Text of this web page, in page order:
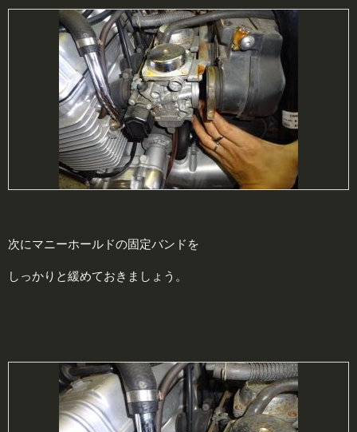
次にマニーホールドの固定バンドを
しっかりと緩めておきましょう。